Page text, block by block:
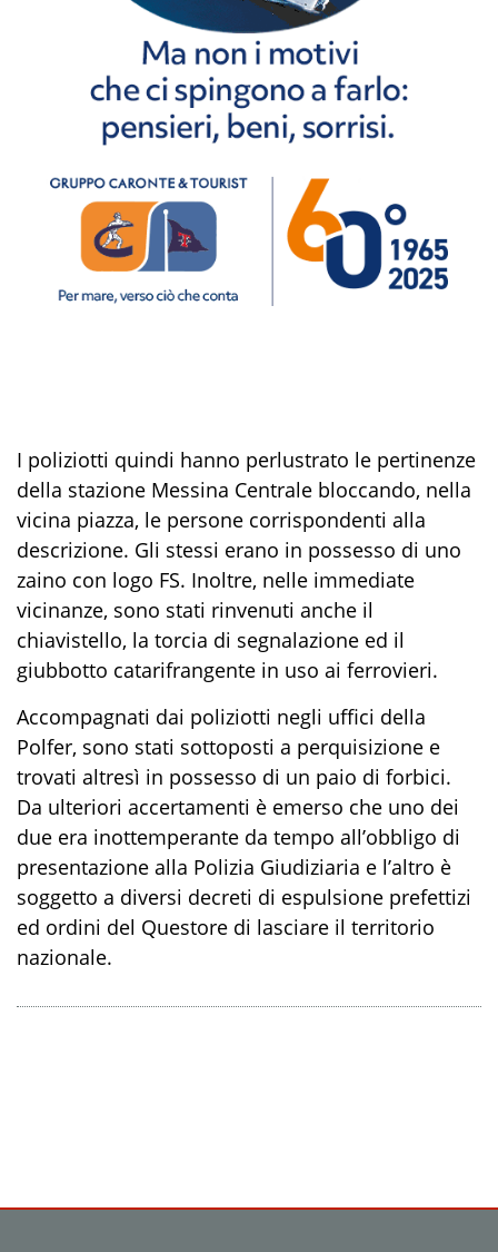
I poliziotti quindi hanno perlustrato le pertinenze
della stazione Messina Centrale bloccando, nella
vicina piazza, le persone corrispondenti alla
descrizione. Gli stessi erano in possesso di uno
zaino con logo FS. Inoltre, nelle immediate
vicinanze, sono stati rinvenuti anche il
chiavistello, la torcia di segnalazione ed il
giubbotto catarifrangente in uso ai ferrovieri.
Accompagnati dai poliziotti negli uffici della
Polfer, sono stati sottoposti a perquisizione e
trovati altresì in possesso di un paio di forbici.
Da ulteriori accertamenti è emerso che uno dei
due era inottemperante da tempo all’obbligo di
presentazione alla Polizia Giudiziaria e l’altro è
soggetto a diversi decreti di espulsione prefettizi
ed ordini del Questore di lasciare il territorio
nazionale.